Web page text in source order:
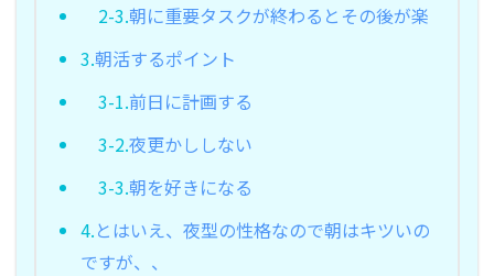
2-3.朝に重要タスクが終わるとその後が楽
3.朝活するポイント
3-1.前日に計画する
3-2.夜更かししない
3-3.朝を好きになる
4.とはいえ、夜型の性格なので朝はキツいの
ですが、、